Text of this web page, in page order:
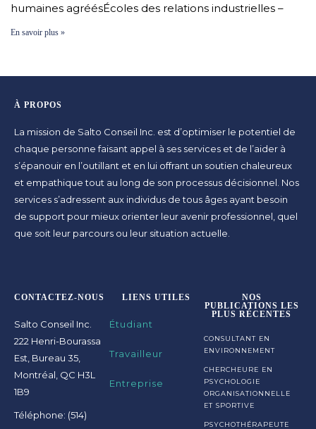
humaines agréésÉcoles des relations industrielles –
En savoir plus »
À PROPOS
La mission de Salto Conseil Inc. est d’optimiser le potentiel de
chaque personne faisant appel à ses services et de l’aider à
s’épanouir en l’outillant et en lui offrant un soutien chaleureux
et empathique tout au long de son processus décisionnel. Nos
services s’adressent aux individus de tous âges ayant besoin
de support pour mieux orienter leur avenir professionnel, quel
que soit leur parcours ou leur situation actuelle.
CONTACTEZ-NOUS
Salto Conseil Inc.
222 Henri-Bourassa
Est, Bureau 35,
Montréal, QC H3L
1B9
Téléphone: (514)
LIENS UTILES
Étudiant
Travailleur
Entreprise
NOS
PUBLICATIONS LES
PLUS RÉCENTES
CONSULTANT EN
ENVIRONNEMENT
CHERCHEURE EN
PSYCHOLOGIE
ORGANISATIONNELLE
ET SPORTIVE
PSYCHOTHÉRAPEUTE